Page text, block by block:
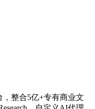
，整合5亿+专有商业文